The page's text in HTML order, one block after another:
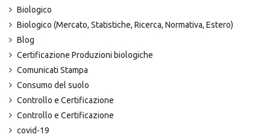
Biologico
Biologico (Mercato, Statistiche, Ricerca, Normativa, Estero)
Blog
Certificazione Produzioni biologiche
Comunicati Stampa
Consumo del suolo
Controllo e Certificazione
Controllo e Certificazione
covid-19